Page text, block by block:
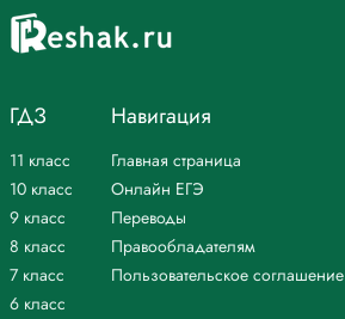
ГДЗ
11 класс
10 класс
9 класс
8 класс
7 класс
6 класс
Навигация
Главная страница
Онлайн ЕГЭ
Переводы
Правообладателям
Пользовательское соглашение